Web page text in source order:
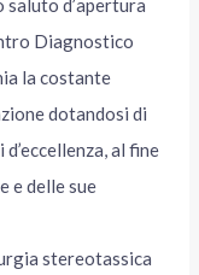
saluto d’apertura
Diagnostico
la costante
dotandosi di
al fine
e delle sue
stereotassica